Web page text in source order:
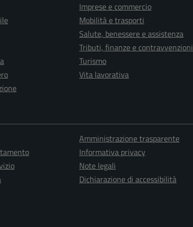
Imprese e commercio
Mobilità e trasporti
Salute, benessere e assistenza
Tributi, finanze e contravvenzioni
Turismo
Vita lavorativa
Amministrazione trasparente
Informativa privacy
Note legali
Dichiarazione di accessibilità